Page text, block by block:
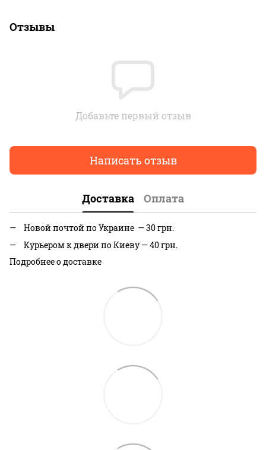
Отзывы
Добавьте первый отзыв
Написать отзыв
Доставка Оплата
Новой почтой по Украине — 30 грн.
Курьером к двери по Киеву — 40 грн.
Подробнее о доставке